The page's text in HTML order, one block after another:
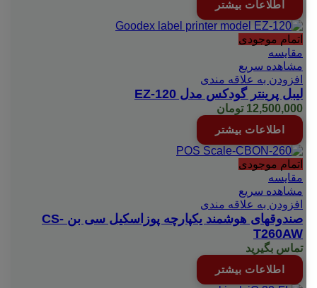
اطلاعات بیشتر
اتمام موجودی
مقایسه
مشاهده سریع
افزودن به علاقه مندی
لیبل پرینتر گودکس مدل EZ-120
12,500,000 تومان
اطلاعات بیشتر
اتمام موجودی
مقایسه
مشاهده سریع
افزودن به علاقه مندی
صندوقهای هوشمند یکپارچه پوزاسکیل سی بن CS-
T260AW
تماس بگیرید
اطلاعات بیشتر